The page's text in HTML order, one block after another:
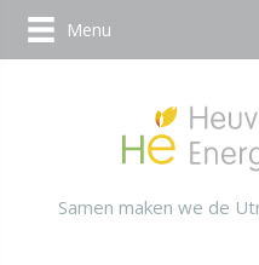
Menu
Samen maken we de